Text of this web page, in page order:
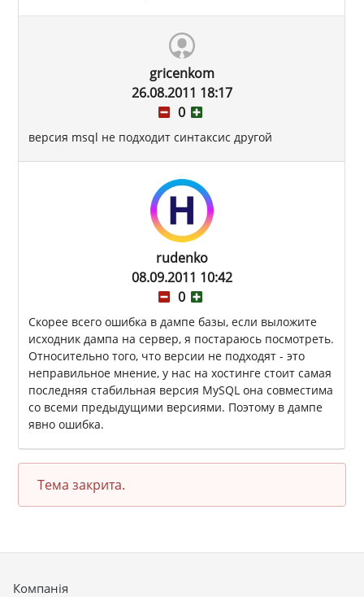
gricenkom
26.08.2011 18:17
0
версия msql не подходит синтаксис другой
rudenko
08.09.2011 10:42
0
Скорее всего ошибка в дампе базы, если выложите
исходник дампа на сервер, я постараюсь посмотреть.
Относительно того, что версии не подходят - это
неправильное мнение, у нас на хостинге стоит самая
последняя стабильная версия MySQL она совместима
со всеми предыдущими версиями. Поэтому в дампе
явно ошибка.
Тема закрита.
Компанія